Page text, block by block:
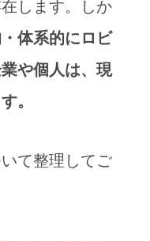
します。しか
体系的にロビ
や個人は、現
。
て整理してご